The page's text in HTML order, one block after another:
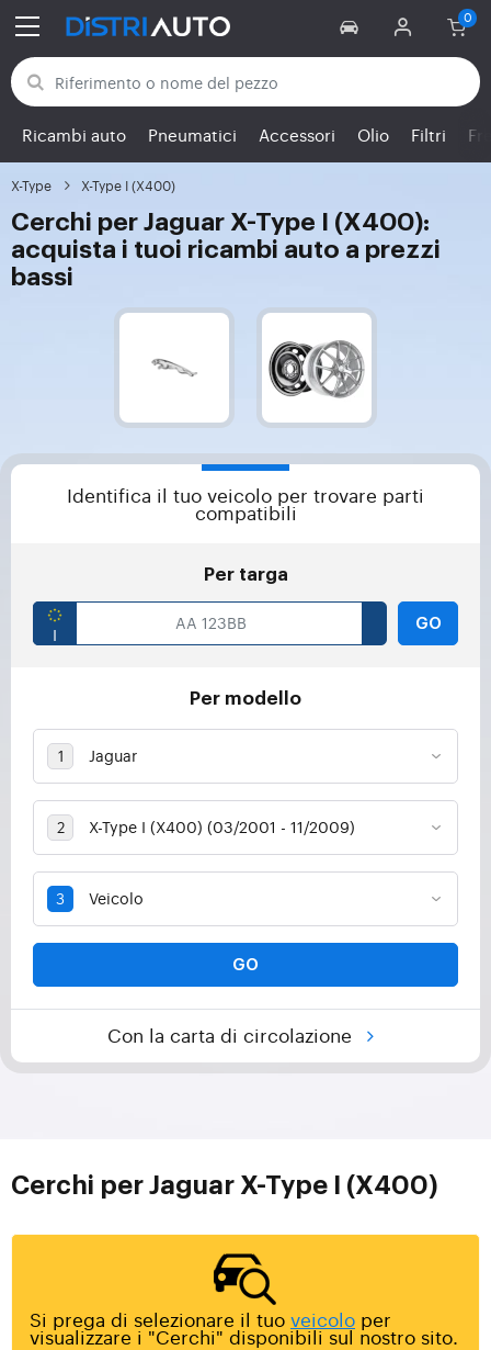
Torna alle categorie
Ricambi auto Pneumatici Accessori Olio Filtri
X-Type X-Type I (X400)
Cerchi per Jaguar X-Type I (X400):
acquista i tuoi ricambi auto a prezzi
bassi
Identifica il tuo veicolo per trovare parti
compatibili
Per targa
GO
Per modello
GO
Con la carta di circolazione
Cerchi per Jaguar X-Type I (X400)
Si prega di selezionare il tuo veicolo per
visualizzare i "Cerchi" disponibili sul nostro sito.